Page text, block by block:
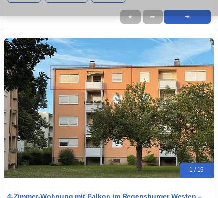
★ ➦ ➜
1 / 19
4-Zimmer-Wohnung mit Balkon im Regensburger Westen –